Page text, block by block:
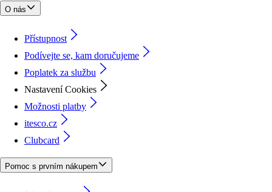
O nás
Přístupnost
Podívejte se, kam doručujeme
Poplatek za službu
Nastavení Cookies
Možnosti platby
itesco.cz
Clubcard
Pomoc s prvním nákupem